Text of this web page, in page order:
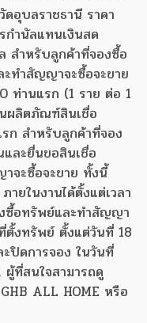
ดอุบลราชธานี ราคา
ำนัลแทนเงินสด
สำหรับลูกค้าที่จองซื้อ
ะทำสัญญาจะซื้อจะขาย
ท่านแรก (1 ราย ต่อ 1
ผลิตภัณฑ์สินเชื่อ
ก สำหรับลูกค้าที่จอง
และยื่นขอสินเชื่อ
จะซื้อจะขาย ทั้งนี้
ยในงานได้ตั้งแต่เวลา
ซื้อทรัพย์และทำสัญญา
ตั้งทรัพย์ ตั้งแต่วันที่ 18
ปิดการจอง ในวันที่
ที่สนใจสามารถดู
ALL HOME หรือ